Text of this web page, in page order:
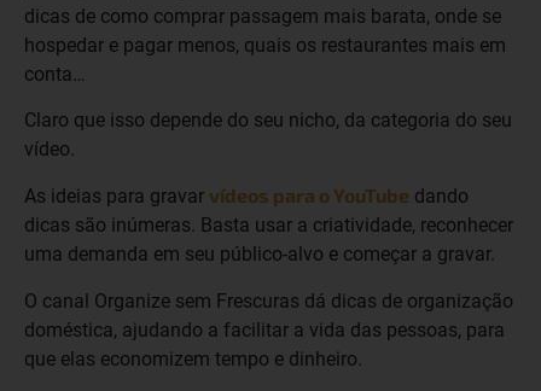
dicas de como comprar passagem mais barata, onde se
hospedar e pagar menos, quais os restaurantes mais em
conta…
Claro que isso depende do seu nicho, da categoria do seu
vídeo.
As ideias para gravar vídeos para o YouTube dando
dicas são inúmeras. Basta usar a criatividade, reconhecer
uma demanda em seu público-alvo e começar a gravar.
O canal Organize sem Frescuras dá dicas de organização
doméstica, ajudando a facilitar a vida das pessoas, para
que elas economizem tempo e dinheiro.